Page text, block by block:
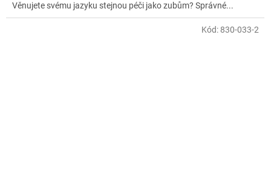
Věnujete svému jazyku stejnou péči jako zubům? Správné...
Kód: 830-033-2